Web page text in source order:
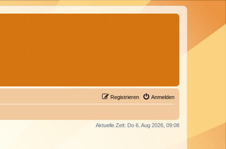
Anmelden
Registrieren
Aktuelle Zeit: Do 6. Aug 2026, 09:08